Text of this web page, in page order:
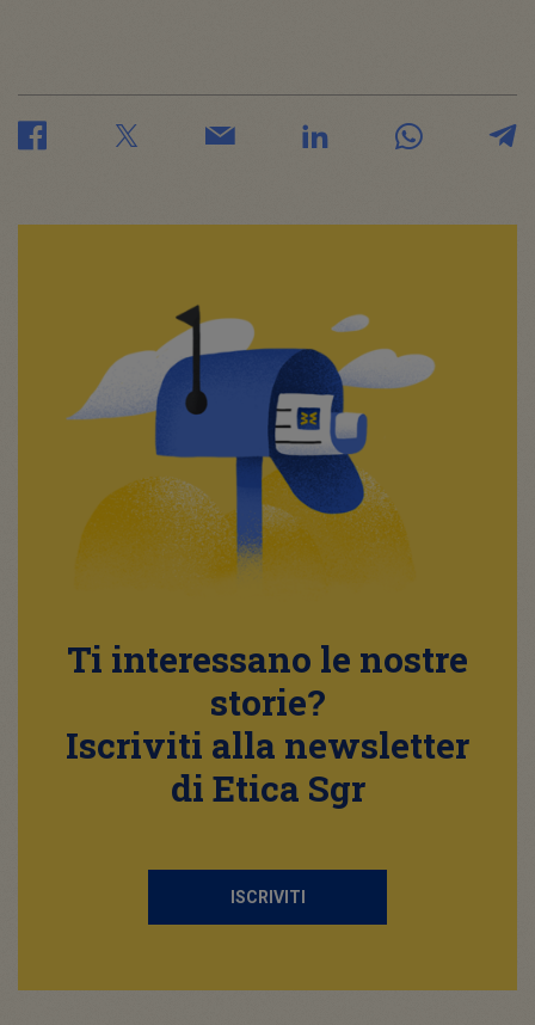
Ti interessano le nostre
storie?
Iscriviti alla newsletter
di Etica Sgr
ISCRIVITI